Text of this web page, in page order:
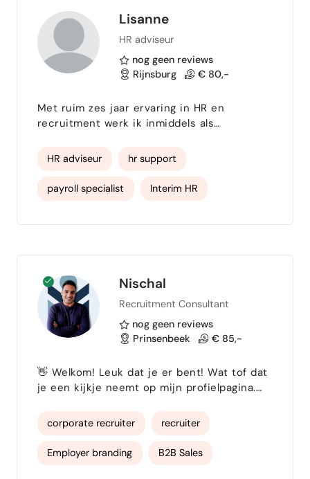
Werving en slectieLisanne
HR adviseur
nog geen reviews
Rijnsburg
€ 80,-
Met ruim zes jaar ervaring in HR en
recruitment werk ik inmiddels als
HR interim & advies | Lisanne Paauw. Op dit
moment ben ik als HR Generalist bij Landal,
waar ik me richt op organisatieontwikkeling,
HR-processen en het versterken van de
Daarnaast verzorg ik de salarisadministratie
HR adviseur hr support
payroll specialist Interim HR
Nischal
Recruitment Consultant
nog geen reviews
Prinsenbeek
€ 85,-
👋 Welkom! Leuk dat je er bent! Wat tof dat
je een kijkje neemt op mijn profielpagina.
start als ZZP’er/Freelancer onder de naam '
Palé Interim & Recruitment'. Ik kan niet
wachten om organisaties te helpen groeien
met de juiste mensen op de juiste plek! 🙋‍♂️
corporate recruiter recruiter
Employer branding B2B Sales